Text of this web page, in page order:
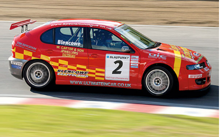
شما می توانید عکسهای خوبی در نور کم بگیرید، اما اگر بدانید چگونه، و چه
زمانی، از تنظیمات ISO دوربین خود استفاده کنید. در این آموزش تمام چیز
هایی که باید بدانید را به شما خواهیم گفت.
ادامه مطلب
ماتی حرکت یا Motion blur – چگونه حس سرعت را در
عکس های خود ایجاد کنیم
نوشته شده در ۱۴ مهر ۱۳۹۲